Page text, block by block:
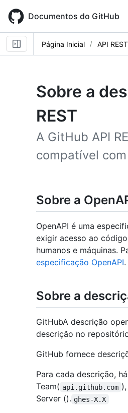
main
content
Documentos do GitHub
Página Inicial API REST
Sobre a
REST
A GitHub API
compatível com
Sobre a
OpenAPI é uma
exigir acesso ao
humanos e máquinas.
especificação OpenAPI.
Sobre a
GitHubA descrição
descrição no
GitHub fornece
Para cada descrição,
Team( api.github.com
Server (). ghes-X.X